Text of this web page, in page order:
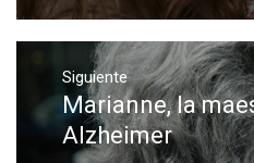
Siguiente
Entrada
siguiente:
Marianne, la
Alzheimer